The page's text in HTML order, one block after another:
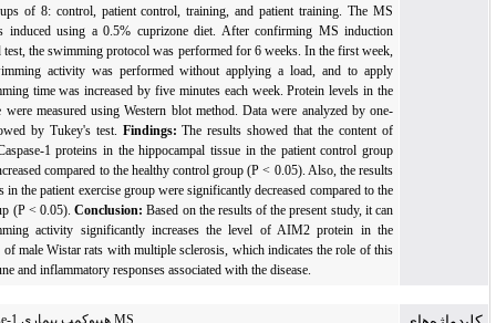
divided into 4 groups of 8: control, patient control, training, and patient training. The
disease model was induced using a 0.5% cuprizone diet. After confirming MS
through the rotarod test, the swimming protocol was performed for 6 weeks. In the first
10 minutes of swimming activity was performed without applying a load, and to
overload, the swimming time was increased by five minutes each week. Protein levels in
hippocampal tissue were measured using Western blot method. Data were analyzed by
way ANOVA followed by Tukey's test.Findings:
The results showed that the content
AIM2, ASC and Caspase-1 proteins in the hippocampal tissue in the patient control
was significantly increased compared to the healthy control group (P < 0.05). Also, the
of the protein levels in the patient exercise group were significantly decreased compared to
patient control group (P < 0.05). Conclusion:Based on the results of the present study, it
be said that swimming activity significantly increases the level of AIM2 protein in
hippocampal tissue of male Wistar rats with multiple sclerosis, which indicates the role of
protein in the immune and inflammatory responses associated with the disease.